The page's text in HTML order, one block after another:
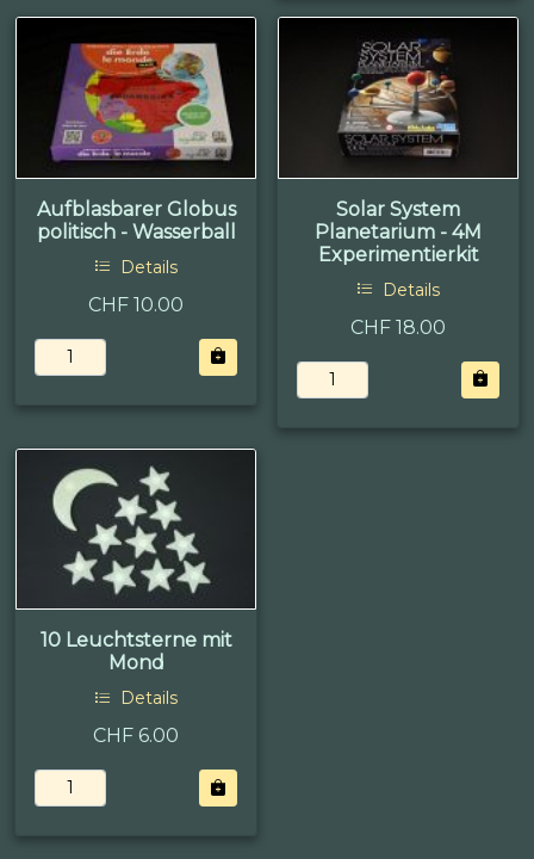
Aufblasbarer Globus
politisch - Wasserball
Details
CHF 10.00
Solar System
Planetarium - 4M
Experimentierkit
Details
CHF 18.00
10 Leuchtsterne mit
Mond
Details
CHF 6.00